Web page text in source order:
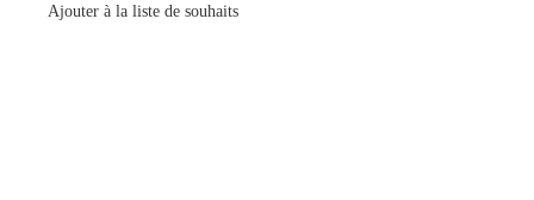
Ajouter à la liste de souhaits